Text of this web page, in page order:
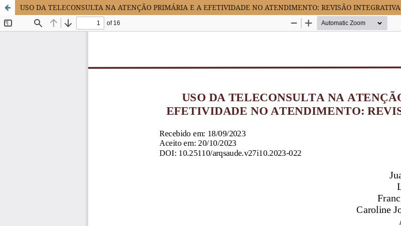
USO DA TELECONSULTA NA ATENÇÃO PRIMÁRIA E A EFETIVIDADE NO ATENDIMENTO: REVISÃO INTEGRATIVA